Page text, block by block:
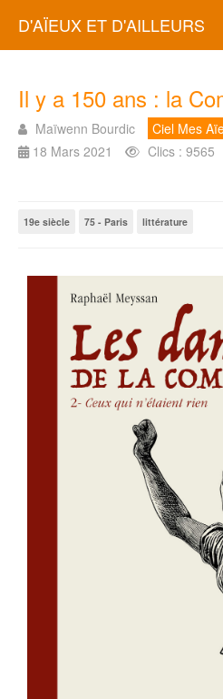
D'AÏEUX ET D'AILLEURS
Il y a 150 ans : la
Maïwenn Bourdic
Ciel Mes
18 Mars 2021
Clics : 9565
19e siècle 75 - Paris littérature